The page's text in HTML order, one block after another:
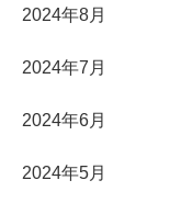
2024年8月
2024年7月
2024年6月
2024年5月